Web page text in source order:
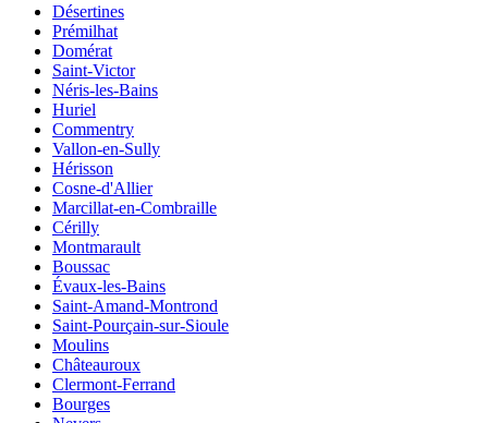
Désertines
Prémilhat
Domérat
Saint-Victor
Néris-les-Bains
Huriel
Commentry
Vallon-en-Sully
Hérisson
Cosne-d'Allier
Marcillat-en-Combraille
Cérilly
Montmarault
Boussac
Évaux-les-Bains
Saint-Amand-Montrond
Saint-Pourçain-sur-Sioule
Moulins
Châteauroux
Clermont-Ferrand
Bourges